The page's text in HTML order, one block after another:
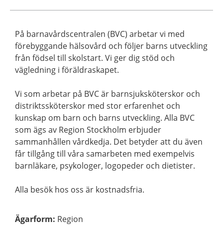
På barnavårdscentralen (BVC) arbetar vi med
förebyggande hälsovård och följer barns utveckling
från födsel till skolstart. Vi ger dig stöd och
vägledning i föräldraskapet.
Vi som arbetar på BVC är barnsjuksköterskor och
distriktssköterskor med stor erfarenhet och
kunskap om barn och barns utveckling. Alla BVC
som ägs av Region Stockholm erbjuder
sammanhållen vårdkedja. Det betyder att du även
får tillgång till våra samarbeten med exempelvis
barnläkare, psykologer, logopeder och dietister.
Alla besök hos oss är kostnadsfria.
Ägarform: Region